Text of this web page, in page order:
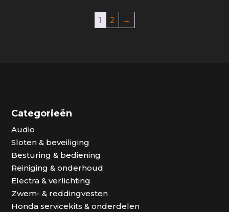
1 2 →
Categorieën
Audio
Sloten & beveiliging
Besturing & bediening
Reiniging & onderhoud
Electra & verlichting
Zwem- & reddingvesten
Honda servicekits & onderdelen